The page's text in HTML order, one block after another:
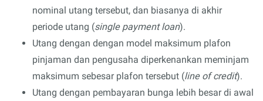
nominal utang tersebut, dan biasanya di akhir
periode utang (single payment loan).
Utang dengan dengan model maksimum plafon
pinjaman dan pengusaha diperkenankan meminjam
maksimum sebesar plafon tersebut (line of credit).
Utang dengan pembayaran bunga lebih besar di awal